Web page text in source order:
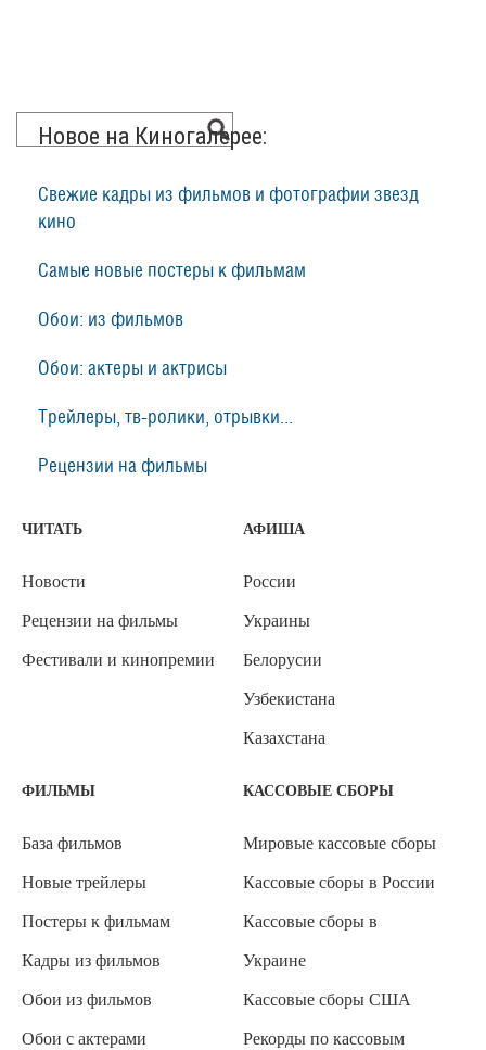
Новое на Киногалерее:
Свежие кадры из фильмов и фотографии звезд
кино
Самые новые постеры к фильмам
Обои: из фильмов
Обои: актеры и актрисы
Трейлеры, тв-ролики, отрывки...
Рецензии на фильмы
ЧИТАТЬ
Новости
Рецензии на фильмы
Фестивали и кинопремии
АФИША
России
Украины
Белорусии
Узбекистана
Казахстана
ФИЛЬМЫ
База фильмов
Новые трейлеры
Постеры к фильмам
Кадры из фильмов
Обои из фильмов
Обои с актерами
КАССОВЫЕ СБОРЫ
Мировые кассовые сборы
Кассовые сборы в России
Кассовые сборы в
Украине
Кассовые сборы США
Рекорды по кассовым